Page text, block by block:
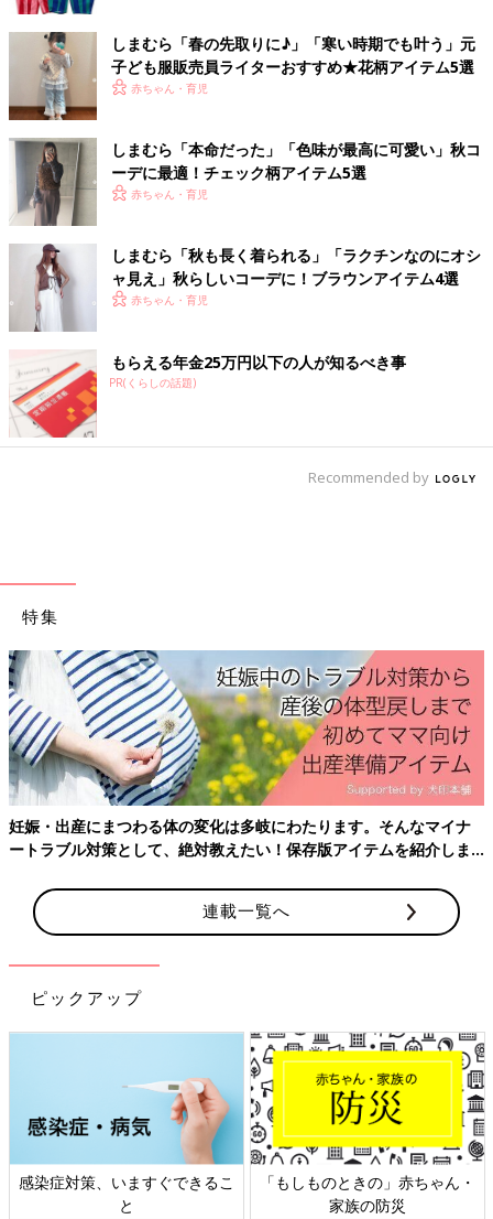
出典：Instagramアカウント「k_____13o」
こちらはk_____13oさんが しまむらで見つけたボトムス。恐竜を
モチーフにしたおしりのデザインがとってもかわいいですね！シ
ンプルなところもママのお気に入りポイントだそう。トップスも
恐竜柄にしてコーデしたみたいと思っているそうですよ♪
や、しまむら系列のお店のアイテムから、プレ
ママでも着やすいゆったりしたシルエットの人
気商品を集めてみました！
いかがでしたか？みなさん、秋冬コーデが楽しみになるかわいい
キッズ服をたくさん見つけているようでした。みなさんも、お店
でお気に入りアイテムを探してみてください♪
(文・田中いづみ)
※記事内容でご紹介している投稿、リンク先は、削除される場合
があります。あらかじめご了承ください。
※記事の内容は記載当時の情報であり、現在と異なる場合があり
ます。
しまむら「春の先取りに♪」「寒い時期でも叶う」元
子ども服販売員ライターおすすめ★花柄アイテム5選
赤ちゃん・育児
しまむら「本命だった」「色味が最高に可愛い」秋コ
ーデに最適！チェック柄アイテム5選
赤ちゃん・育児
しまむら「秋も長く着られる」「ラクチンなのにオシ
ャ見え」秋らしいコーデに！ブラウンアイテム4選
赤ちゃん・育児
もらえる年金25万円以下の人が知るべき事
PR(くらしの話題)
Recommended by
特集
妊娠・出産にまつわる体の変化は多岐にわたります。そんなマイナ
ートラブル対策として、絶対教えたい！保存版アイテムを紹介しま
連載一覧へ
ピックアップ
感染症対策、いますぐできるこ
と
「もしものときの」赤ちゃん・
家族の防災